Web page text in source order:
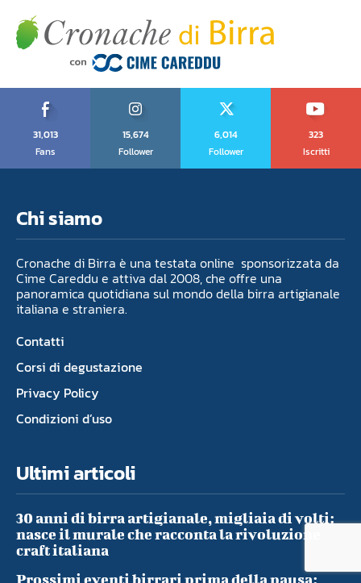
31,013
Fans
15,674
Follower
6,014
Follower
323
Iscritti
Chi siamo
Cronache di Birra è una testata online sponsorizzata da
Cime Careddu e attiva dal 2008, che offre una
panoramica quotidiana sul mondo della birra artigianale
italiana e straniera.
Contatti
Corsi di degustazione
Privacy Policy
Condizioni d’uso
Ultimi articoli
30 anni di birra artigianale, migliaia di volti:
nasce il murale che racconta la rivoluzione
craft italiana